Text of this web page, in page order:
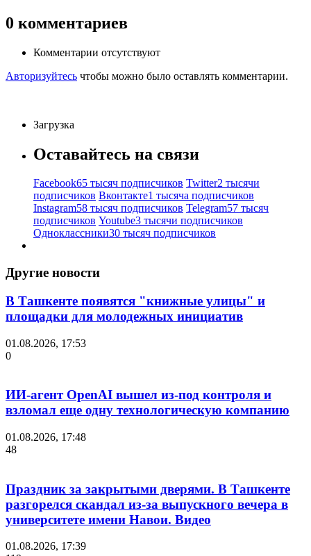
0 комментариев
Комментарии отсутствуют
Авторизуйтесь чтобы можно было оставлять комментарии.
Загрузка
Оставайтесь на связи
Facebook65 тысяч подписчиков Twitter2 тысячи
подписчиков Вконтакте1 тысяча подписчиков
Instagram58 тысяч подписчиков Telegram57 тысяч
подписчиков Youtube3 тысячи подписчиков
Одноклассники30 тысяч подписчиков
Другие новости
В Ташкенте появятся "книжные улицы" и
площадки для молодежных инициатив
01.08.2026, 17:53
0
ИИ-агент OpenAI вышел из-под контроля и
взломал еще одну технологическую компанию
01.08.2026, 17:48
48
Праздник за закрытыми дверями. В Ташкенте
разгорелся скандал из-за выпускного вечера в
университете имени Навои. Видео
01.08.2026, 17:39